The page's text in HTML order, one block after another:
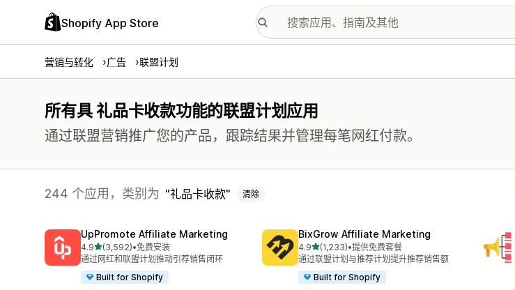
Shopify App Store
营销与转化 广告 联盟计划
所有具 礼品卡收款功能的联盟计划应用
通过联盟营销推广您的产品，跟踪结果并管理每笔网红付款。
244 个应用，类别为 礼品卡收款 清除
UpPromote Affiliate Marketing
4.9星（满分 5 星）
(3,592)
总共 3592 条评论
•免费安装
通过网红和联盟计划推动引荐销售闭环
Built for Shopify
BixGrow Affiliate Marketing
4.9星（满分 5 星）
(1,233)
总共 1233 条评论
•提供免费套餐
通过联盟计划与推荐计划提升推荐销售额
Built for Shopify